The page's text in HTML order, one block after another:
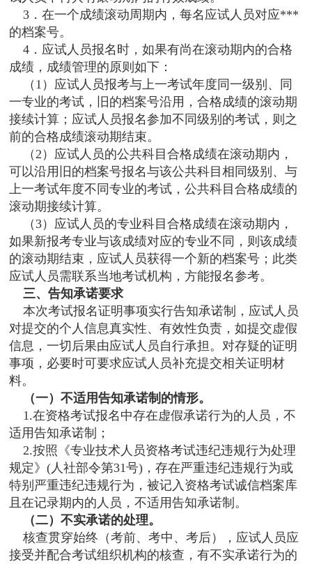
3．在一个成绩滚动周期内，每名应试人员对应***
的档案号。
4．应试人员报名时，如果有尚在滚动期内的合格
成绩，成绩管理的原则如下：
（1）应试人员报考与上一考试年度同一级别、同
一专业的考试，旧的档案号沿用，合格成绩的滚动期
接续计算；应试人员报名参加不同级别的考试，则之
前的合格成绩滚动期结束。
（2）应试人员的公共科目合格成绩在滚动期内，
可以沿用旧的档案号报名与该公共科目相同级别、与
上一考试年度不同专业的考试，公共科目合格成绩的
滚动期接续计算。
（3）应试人员的专业科目合格成绩在滚动期内，
如果新报考专业与该成绩对应的专业不同，则该成绩
的滚动期结束，应试人员获得一个新的档案号；此类
应试人员需联系当地考试机构，方能报名参考。
三、告知承诺要求
本次考试报名证明事项实行告知承诺制，应试人员
对提交的个人信息真实性、有效性负责，如提交虚假
信息，一切后果由应试人员自行承担。对存疑的证明
事项，必要时可要求应试人员补充提交相关证明材
料。
（一）不适用告知承诺制的情形。
1.在资格考试报名中存在虚假承诺行为的人员，不
适用告知承诺制；
2.按照《专业技术人员资格考试违纪违规行为处理
规定》(人社部令第31号)，存在严重违纪违规行为或
特别严重违纪违规行为，被记入资格考试诚信档案库
且在记录期内的人员，不适用告知承诺制。
（二）不实承诺的处理。
核查贯穿始终（考前、考中、考后），应试人员应
接受并配合考试组织机构的核查，有不实承诺行为的